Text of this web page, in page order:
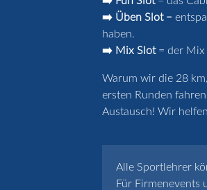
➡️ Üben Slot=
haben.
➡️ Mix Slot= der Mix
Warum wir die 28
ersten Runden
Austausch! Wir
Alle Sportlehrer
Für Firmenevents